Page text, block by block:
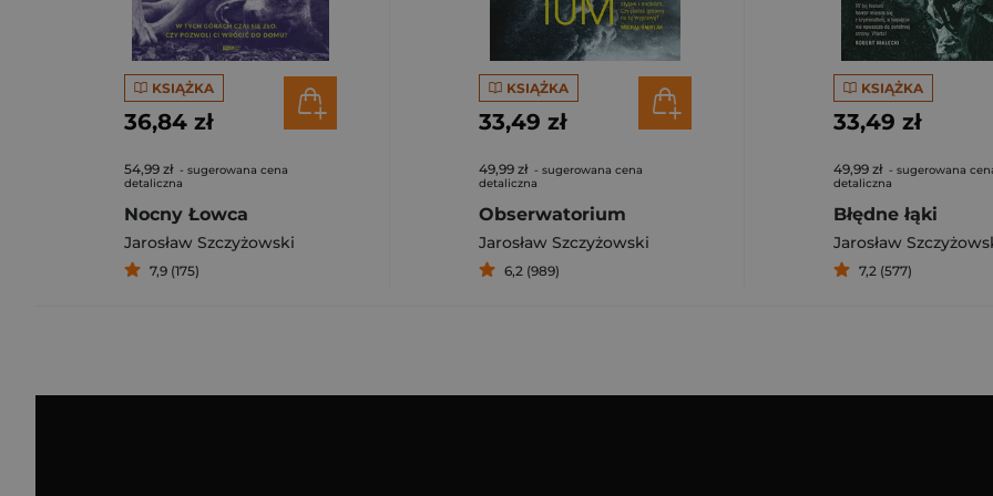
KSIĄŻKA
36,84 zł
54,99 zł - sugerowana cena
detaliczna
Nocny Łowca
Jarosław Szczyżowski
7,9 (175)
KSIĄŻKA
33,49 zł
49,99 zł - sugerowana cena
detaliczna
Obserwatorium
Jarosław Szczyżowski
6,2 (989)
KSIĄŻKA
33,49 zł
49,99 zł - sugerowana
detaliczna
Błędne łąki
Jarosław
7,2 (577)